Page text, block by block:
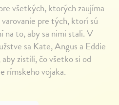
všetkých, ktorých zaujíma
pre tých, ktorí sú
na to, aby sa nimi stali. V
sa Kate, Angus a Eddie
zistili, čo všetko si od
rímskeho vojaka.